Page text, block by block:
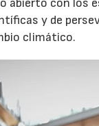
abierto con los
y de
climático.